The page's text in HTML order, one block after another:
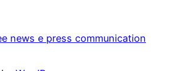
news e press communication